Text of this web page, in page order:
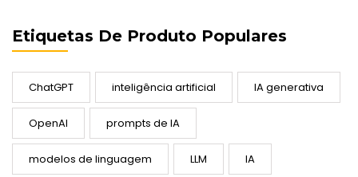
Etiquetas De Produto Populares
ChatGPT inteligência artificial IA generativa
OpenAI prompts de IA
modelos de linguagem LLM IA